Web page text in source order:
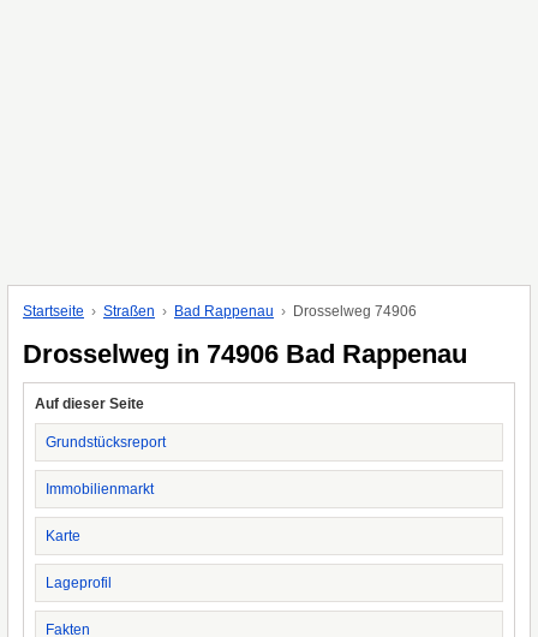
Startseite Straßen Bad Rappenau Drosselweg 74906
Drosselweg in 74906 Bad Rappenau
Auf dieser Seite
Grundstücksreport
Immobilienmarkt
Karte
Lageprofil
Fakten